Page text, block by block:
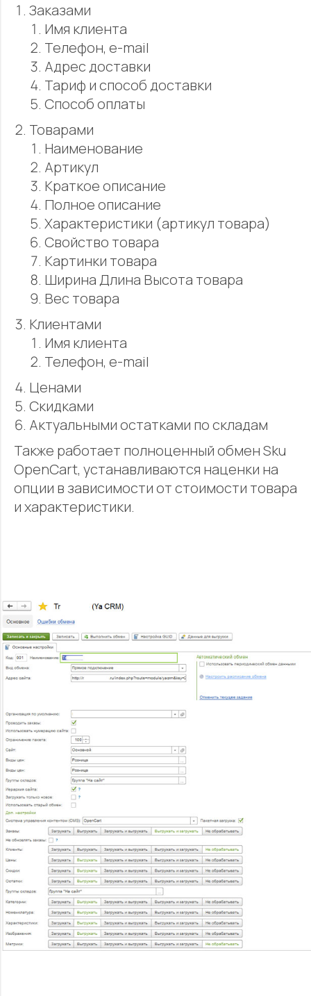
Заказами
Имя клиента
Телефон, e-mail
Адрес доставки
Тариф и способ доставки
Способ оплаты
Товарами
Наименование
Артикул
Краткое описание
Полное описание
Характеристики (артикул товара)
Свойство товара
Картинки товара
Ширина Длина Высота товара
Вес товара
Клиентами
Имя клиента
Телефон, e-mail
Ценами
Скидками
Актуальными остатками по складам
Также работает полноценный обмен Sku
OpenCart, устанавливаются наценки на
опции в зависимости от стоимости товара
и характеристики.